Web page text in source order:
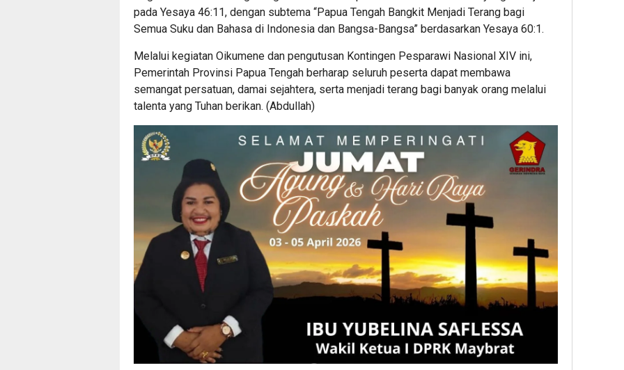
pada Yesaya 46:11, dengan subtema “Papua Tengah Bangkit Menjadi Terang bagi
Semua Suku dan Bahasa di Indonesia dan Bangsa-Bangsa” berdasarkan Yesaya 60:1.
Melalui kegiatan Oikumene dan pengutusan Kontingen Pesparawi Nasional XIV ini,
Pemerintah Provinsi Papua Tengah berharap seluruh peserta dapat membawa
semangat persatuan, damai sejahtera, serta menjadi terang bagi banyak orang melalui
talenta yang Tuhan berikan. (Abdullah)